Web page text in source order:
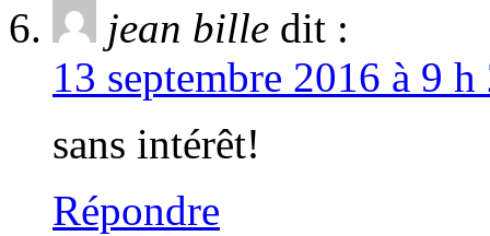
jean bille dit :
13 septembre 2016 à 9
sans intérêt!
Répondre